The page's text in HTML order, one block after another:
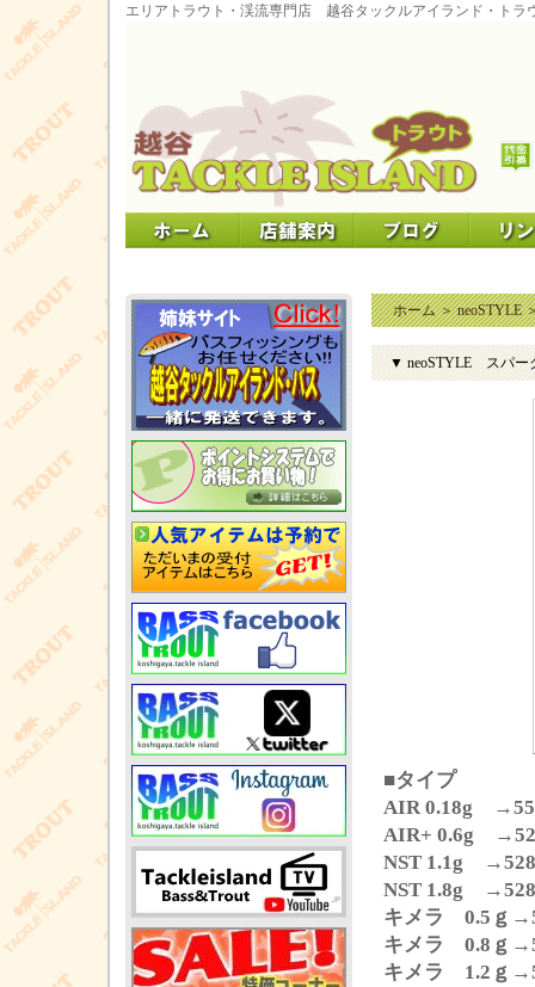
エリアトラウト・渓流専門店 越谷タックルアイランド・トラ
ホーム＞neoSTYLE
▼ neoSTYLE スパー
■タイプ
AIR 0.18g
AIR+ 0.6g
NST 1.1g
NST 1.8g
キメラ 0.5ｇ
キメラ 0.8ｇ
キメラ 1.2ｇ